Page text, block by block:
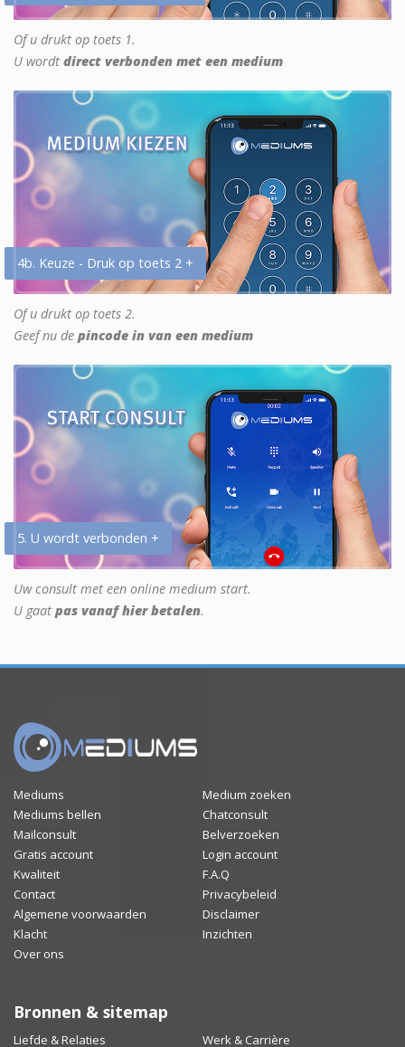
Of u drukt op toets 1.
U wordt direct verbonden met een medium
4b. Keuze - Druk op toets 2 +
Of u drukt op toets 2.
Geef nu de pincode in van een medium
5. U wordt verbonden +
Uw consult met een online medium start.
U gaat pas vanaf hier betalen.
Mediums
Medium zoeken
Mediums bellen
Chatconsult
Mailconsult
Belverzoeken
Gratis account
Login account
Kwaliteit
F.A.Q
Contact
Privacybeleid
Algemene voorwaarden
Disclaimer
Klacht
Inzichten
Over ons
Bronnen & sitemap
Liefde & Relaties Werk & Carrière